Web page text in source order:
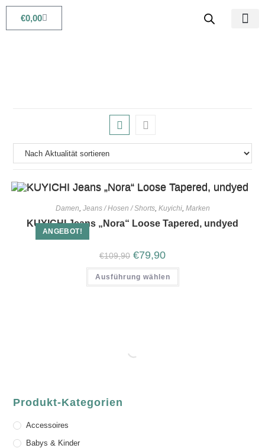
€0,00
ANGEBOT!
Damen, Jeans / Hosen / Shorts, Kuyichi, Marken
KUYICHI Jeans „Nora“ Loose Tapered, undyed
€109,90 €79,90
Ausführung wählen
Produkt-Kategorien
Accessoires
Babys & Kinder